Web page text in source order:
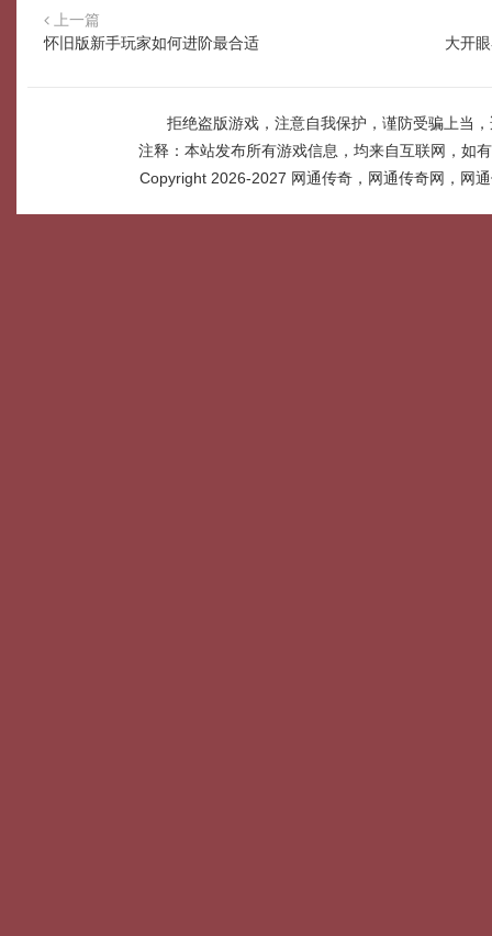
上一篇
怀旧版新手玩家如何进阶最合适
大开
拒绝盗版游戏，注意自我保护，谨防受骗上当
注释：本站发布所有游戏信息，均来自互联网，如
Copyright 2026-2027 网通传奇，网通传奇网，网